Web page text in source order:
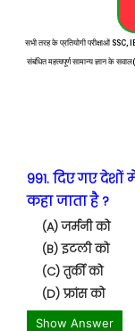
सभी तरह के प्रतियोगी परीक्षाओं
संबंधित महत्वपूर्ण सामान्य ज्ञान के
991. दिए गए
कहा जाता है ?
(A) जर्मनी को
(B) इटली को
(C) तुर्की को
(D) फ्रांस को
Show Answer